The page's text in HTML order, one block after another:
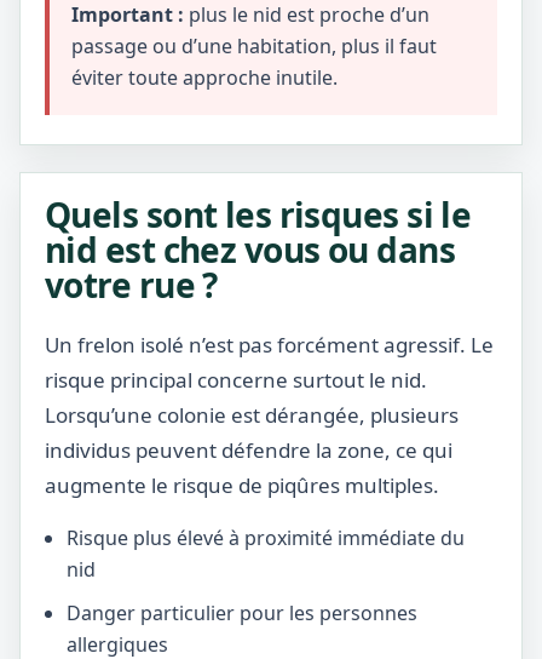
Important : plus le nid est proche d’un
passage ou d’une habitation, plus il faut
éviter toute approche inutile.
Quels sont les risques si le
nid est chez vous ou dans
votre rue ?
Un frelon isolé n’est pas forcément agressif. Le
risque principal concerne surtout le nid.
Lorsqu’une colonie est dérangée, plusieurs
individus peuvent défendre la zone, ce qui
augmente le risque de piqûres multiples.
Risque plus élevé à proximité immédiate du
nid
Danger particulier pour les personnes
allergiques